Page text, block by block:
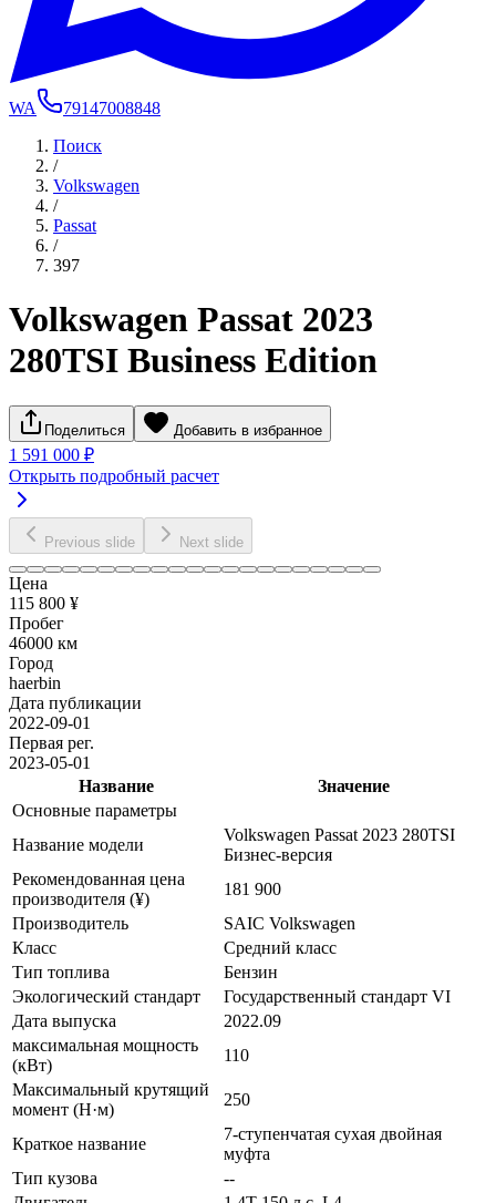
WA
79147008848
Поиск
/
Volkswagen
/
Passat
/
397
Volkswagen Passat 2023
280TSI Business Edition
Поделиться Добавить в избранное
1 591 000 ₽
Открыть подробный расчет
Previous slide Next slide
Цена
115 800 ¥
Пробег
46000 км
Город
haerbin
Дата публикации
2022-09-01
Первая рег.
2023-05-01
Название
Значение
Основные параметры
Название модели
Volkswagen Passat 2023 280TSI
Бизнес-версия
Рекомендованная цена
производителя (¥)
181 900
Производитель
SAIC Volkswagen
Класс
Средний класс
Тип топлива
Бензин
Экологический стандарт
Государственный стандарт VI
Дата выпуска
2022.09
максимальная мощность
(кВт)
110
Максимальный крутящий
момент (Н·м)
250
Краткое название
7-ступенчатая сухая двойная
муфта
Тип кузова
--